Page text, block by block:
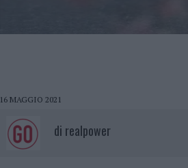
16 MAGGIO 2021
di realpower